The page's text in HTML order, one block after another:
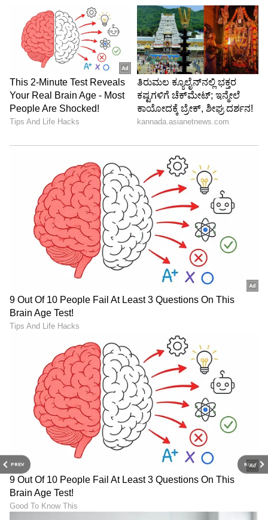
PREV NEXT
Image Credit :
ಪಾಲಿಸಬೇಕಾಯಿತು. ಸುಮಾರು ಎರಡು ವರ್ಷಗಳ ಕಾಲ
ನಾನು ಬೆಳಗಿನ ಉಪಹಾರ, ಮಧ್ಯಾಹ್ನದ ಊಟ ಮತ್ತು ರಾತ್ರಿ
ಊಟಕ್ಕೆ ಒಂದೇ ರೀತಿಯ ರುಚಿಯಿಲ್ಲದ ಸಪ್ಪೆ ಆಹಾರವನ್ನು
ಸೇವಿಸುತ್ತಿದ್ದೆ" ಎಂದು ತಮ್ಮ ಕಷ್ಟವನ್ನು ಹೇಳಿಕೊಂಡಿದ್ದಾರೆ.